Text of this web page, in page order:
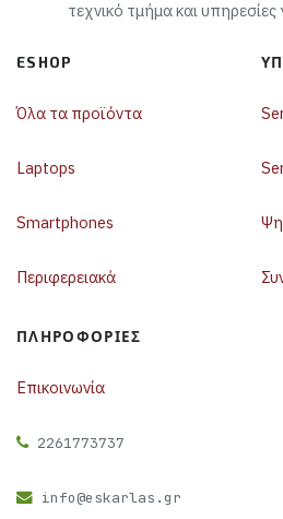
τεχνικό τμήμα και υπηρεσίες
ESHOP
Όλα τα προϊόντα
Laptops
Smartphones
Περιφερειακά
ΠΛΗΡΟΦΟΡΊΕΣ
Επικοινωνία
2261773737
info@eskarlas.gr